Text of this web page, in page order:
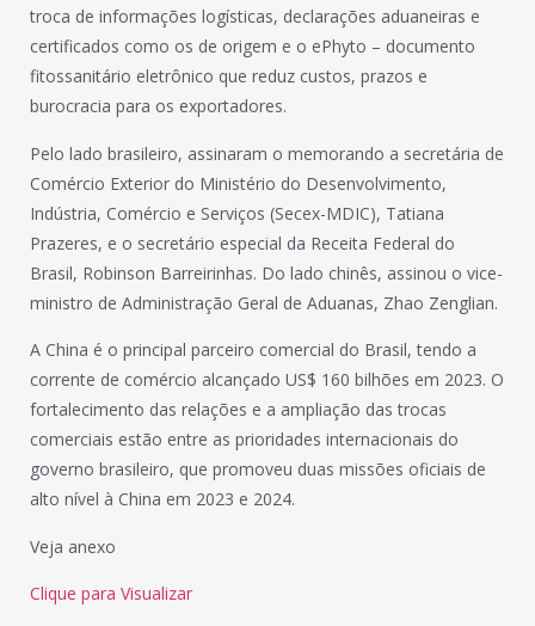
troca de informações logísticas, declarações aduaneiras e
certificados como os de origem e o ePhyto – documento
fitossanitário eletrônico que reduz custos, prazos e
burocracia para os exportadores.
Pelo lado brasileiro, assinaram o memorando a secretária de
Comércio Exterior do Ministério do Desenvolvimento,
Indústria, Comércio e Serviços (Secex-MDIC), Tatiana
Prazeres, e o secretário especial da Receita Federal do
Brasil, Robinson Barreirinhas. Do lado chinês, assinou o vice-
ministro de Administração Geral de Aduanas, Zhao Zenglian.
A China é o principal parceiro comercial do Brasil, tendo a
corrente de comércio alcançado US$ 160 bilhões em 2023. O
fortalecimento das relações e a ampliação das trocas
comerciais estão entre as prioridades internacionais do
governo brasileiro, que promoveu duas missões oficiais de
alto nível à China em 2023 e 2024.
Veja anexo
Clique para Visualizar